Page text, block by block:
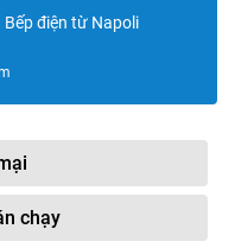
Bếp điện từ Napoli
Bếp điện từ BOMANN
Bếp điện từ Giovani
Bếp điện từ ABBAKA
Bếp điện từ BATANI
Bếp điện từ Amica
chạy